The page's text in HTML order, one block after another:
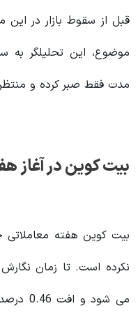
قبل از سقوط بازار در این
موضوع، این تحلیلگر به
مدت فقط صبر کرده و منتظر
بیت کوین در آغاز
بیت کوین هفته معاملاتی
می